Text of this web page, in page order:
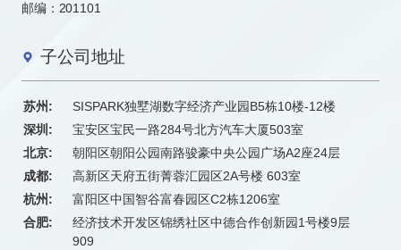
邮编：201101
子公司地址
苏州:
SISPARK独墅湖数字经济产业园B5栋10楼-12楼
深圳:
宝安区宝民一路284号北方汽车大厦503室
北京:
朝阳区朝阳公园南路骏豪中央公园广场A2座24层
成都:
高新区天府五街菁蓉汇园区2A号楼 603室
杭州:
富阳区中国智谷富春园区C2栋1206室
合肥:
经济技术开发区锦绣社区中德合作创新园1号楼9层
909